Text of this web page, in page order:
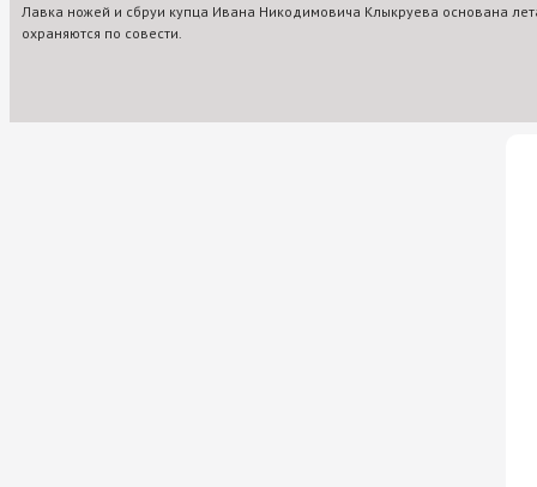
Лавка ножей и сбруи купца Ивана Никодимовича Клыкруева основана
охраняются по совести.